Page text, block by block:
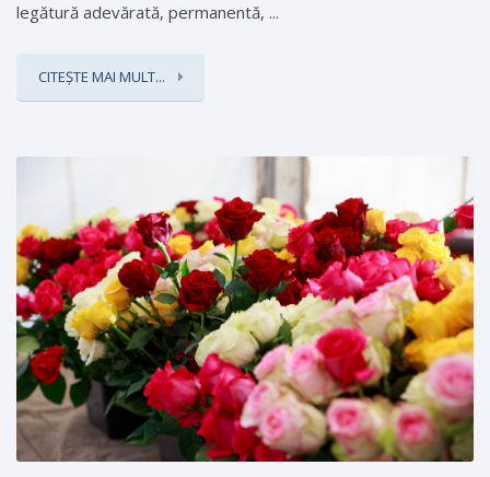
legătură adevărată, permanentă, ...
CITEȘTE MAI MULT...